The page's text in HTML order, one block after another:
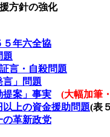
方針の強化
年六全協
題
言・自殺問題
言」問題
提案」事実 (大幅加筆
上の資金援助問題(表
の革新政党